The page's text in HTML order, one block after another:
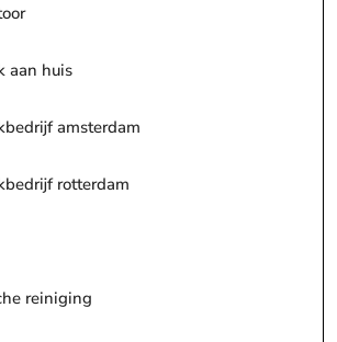
aan huis
amsterdam
rotterdam
reiniging